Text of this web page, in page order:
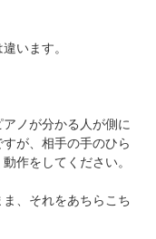
います。
ノが分かる人が側に
が、相手の手のひら
作をしてください。
、それをあちらこち